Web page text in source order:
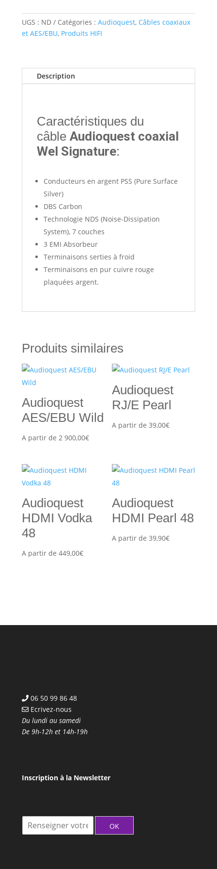
UGS : ND Catégories : Audioquest, Câbles coaxiaux
et AES/EBU, Produits HIFI
Description
Caractéristiques du
câble Audioquest coaxial
Wel Signature:
Conducteurs en argent PSS (Pure Surface
Silver)
DBS Carbon
Technologie NDS (Noise-Dissipation
System), 7 couches
3 EMI Absorbeur
Terminaisons serties à froid
Terminaisons en pur cuivre rouge
plaquées argent.
Produits similaires
Audioquest
AES/EBU Wild
A partir de 2 900,00€
Audioquest
RJ/E Pearl
A partir de39,00€
Audioquest
HDMI Vodka
48
A partir de 449,00€
Audioquest
HDMI Pearl 48
A partir de39,90€
06 50 99 86 48
Ecrivez-nous
Du lundi au samedi
De 9h-12h et 14h-19h
Inscription à la Newsletter
OK